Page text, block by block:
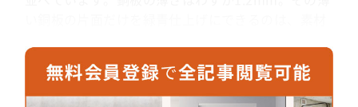
です。まさに偶然の出会いがあったからこそ生まれ
た表現で、場所の特性やお寺のコンセプトに合った
ものとなりました。